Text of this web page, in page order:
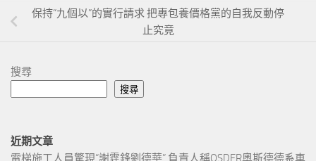
保持“九個以”的實行請求 把專包養價格黨的自我反動停
止究竟
搜尋
搜尋
近期文章